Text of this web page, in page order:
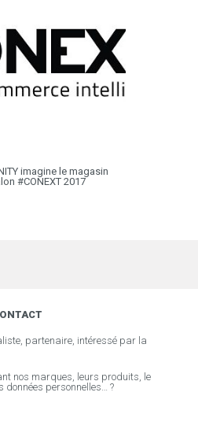
imagine le magasin
#CONEXT 2017
partenaire, intéressé par la
nos marques, leurs produits, le
données personnelles… ?